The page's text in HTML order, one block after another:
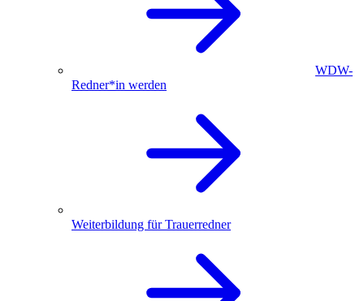
WDW-
Redner*in werden
Weiterbildung für Trauerredner